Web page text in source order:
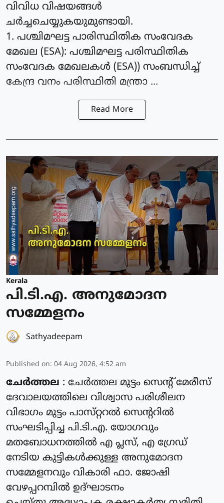
വിവിധ വിഷയങ്ങള്‍
ചര്‍ച്ചചെയ്യുകയുമുണ്ടായി.
1. പശ്ചിമഘട്ട പാരിസ്ഥിതിക സംവേദക
മേഖല (ESA): പശ്ചിമഘട്ട പരിസ്ഥിതിക
സംവേദക മേഖലകള്‍ (ESA)) സംബന്ധിച്ച്
കേന്ദ്ര വനം പരിസ്ഥിതി മന്ത്രാ ...
Read More
Kerala
പി.ടി.എ. അനുമോദന
സമ്മേളനം
Sathyadeepam
Published on: 04 Aug 2026, 4:52 am
ചേർത്തല : ചേർത്തല മുട്ടം സെൻ്റ് മേരീസ്
ദേവാലയത്തിലെ വിശ്വാസ പരിശീലന
വിഭാഗം മുട്ടം പാസ്‌റ്ററൽ സെന്ററിൽ
സംഘടിപ്പിച്ച പി.ടി.എ. യോഗവും
മതബോധനത്തിൽ എ പ്ലസ്, എ ഗ്രേഡ്
നേടിയ കുട്ടികൾക്കുള്ള അനുമോദന
സമ്മേളനവും വികാരി ഫാ. ജോഷി
വേഴപ്പറമ്പിൽ ഉദ്ഘാടനം